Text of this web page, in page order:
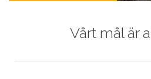
Vårt mål är